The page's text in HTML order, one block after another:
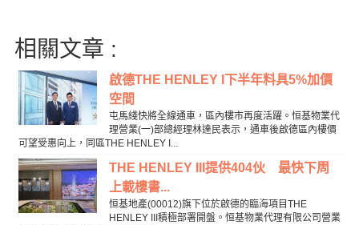
相關文章 :
啟德THE HENLEY I下半年料具5%加價
空間
屯馬綫快將全線通車，區內樓市再度活躍。恒基物業代
理營業(一)部總經理林達民表示，通車後啟德區內樓價
可望受惠向上，同區THE HENLEY I...
THE HENLEY III提供404伙 最快下周
上載樓書...
恒基地產(00012)旗下位於啟德的臨海項目THE
HENLEY III積極部署開盤。恒基物業代理有限公司營業